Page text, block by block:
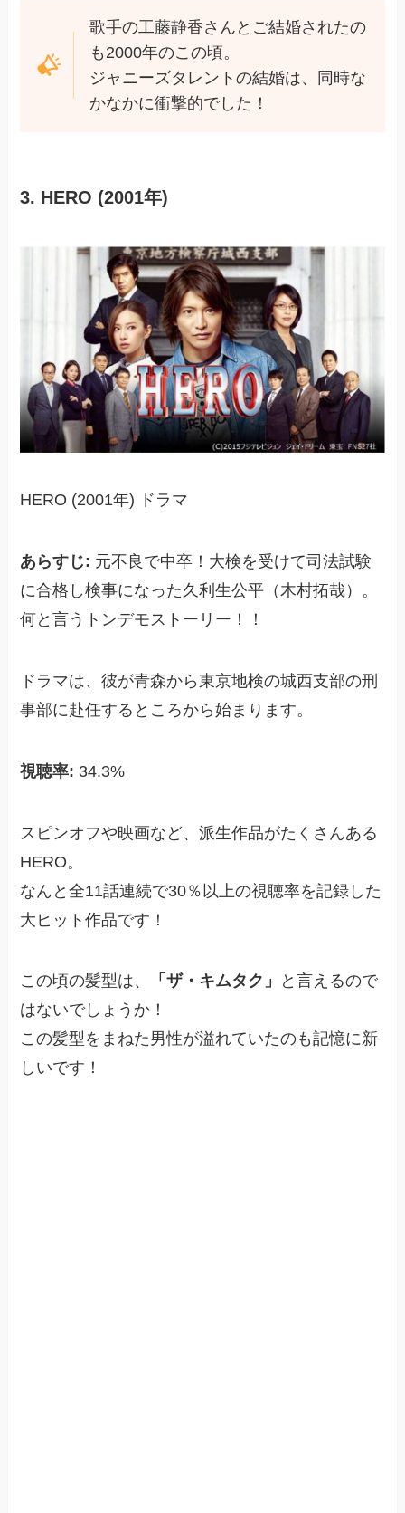
歌手の工藤静香さんとご結婚されたの
も2000年のこの頃。
ジャニーズタレントの結婚は、同時な
かなかに衝撃的でした！
3. HERO (2001年)
HERO (2001年) ドラマ
あらすじ: 元不良で中卒！大検を受けて司法試験
に合格し検事になった久利生公平（木村拓哉）。
何と言うトンデモストーリー！！
ドラマは、彼が青森から東京地検の城西支部の刑
事部に赴任するところから始まります。
視聴率: 34.3%
スピンオフや映画など、派生作品がたくさんある
HERO。
なんと全11話連続で30％以上の視聴率を記録した
大ヒット作品です！
この頃の髪型は、 「ザ・キムタク」
と言えるので
はないでしょうか！
この髪型をまねた男性が溢れていたのも記憶に新
しいです！